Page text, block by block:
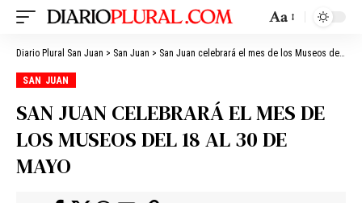
Aa
Diario Plural San Juan > San Juan > San Juan celebrará el mes de los Museos del 18 al 30 de mayo
SAN JUAN
SAN JUAN CELEBRARÁ EL MES DE
LOS MUSEOS DEL 18 AL 30 DE
MAYO